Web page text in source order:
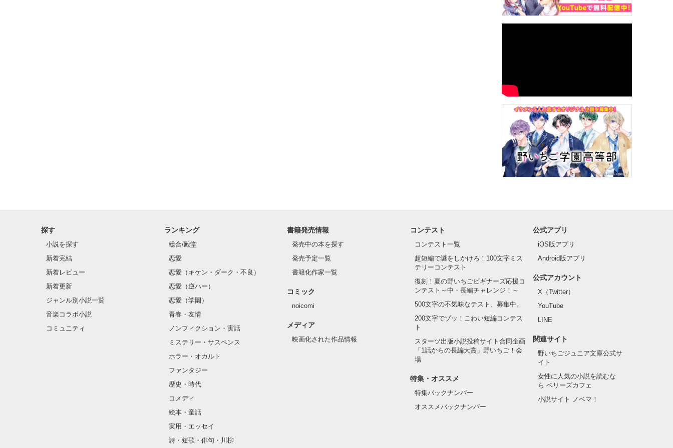
探す
小説を探す
新着完結
新着レビュー
新着更新
ジャンル別小説一覧
音楽コラボ小説
コミュニティ
ランキング
総合/殿堂
恋愛
恋愛（キケン・ダーク・不良）
恋愛（逆ハー）
恋愛（学園）
青春・友情
ノンフィクション・実話
ミステリー・サスペンス
ホラー・オカルト
ファンタジー
歴史・時代
コメディ
絵本・童話
実用・エッセイ
詩・短歌・俳句・川柳
書籍発売情報
発売中の本を探す
発売予定一覧
書籍化作家一覧
コミック
noicomi
メディア
映画化された作品情報
コンテスト
コンテスト一覧
超短編で謎をしかけろ！100文字ミス
テリーコンテスト
復刻！夏の野いちごビギナーズ応援コ
ンテスト～中・長編チャレンジ！～
500文字の不気味なテスト、募集中。
200文字でゾッ！こわい短編コンテス
ト
スターツ出版小説投稿サイト合同企画
「1話からの長編大賞」野いちご！会
場
特集・オススメ
特集バックナンバー
オススメバックナンバー
公式アプリ
iOS版アプリ
Android版アプリ
公式アカウント
X（Twitter）
YouTube
LINE
関連サイト
野いちごジュニア文庫公式サ
イト
女性に人気の小説を読むな
ら ベリーズカフェ
小説サイト ノベマ！